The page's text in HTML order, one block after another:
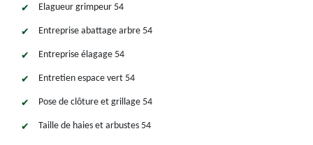
Elagueur grimpeur 54
Entreprise abattage arbre 54
Entreprise élagage 54
Entretien espace vert 54
Pose de clôture et grillage 54
Taille de haies et arbustes 54